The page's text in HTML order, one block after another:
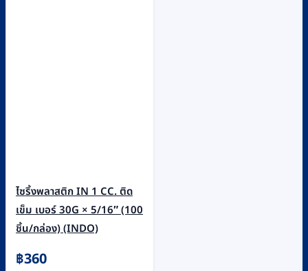
ไซริ้งพลาสติก IN 1 CC. ติด
เข็ม เบอร์ 30G × 5/16″ (100
ชิ้น/กล่อง) (INDO)
฿360